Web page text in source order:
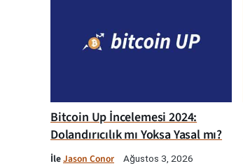
Bitcoin Up İncelemesi 2024:
Dolandırıcılık mı Yoksa Yasal mı?
İleJason Conor Ağustos 3, 2026